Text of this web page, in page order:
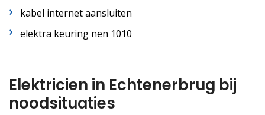
kabel internet aansluiten
elektra keuring nen 1010
Elektricien in Echtenerbrug bij
noodsituaties